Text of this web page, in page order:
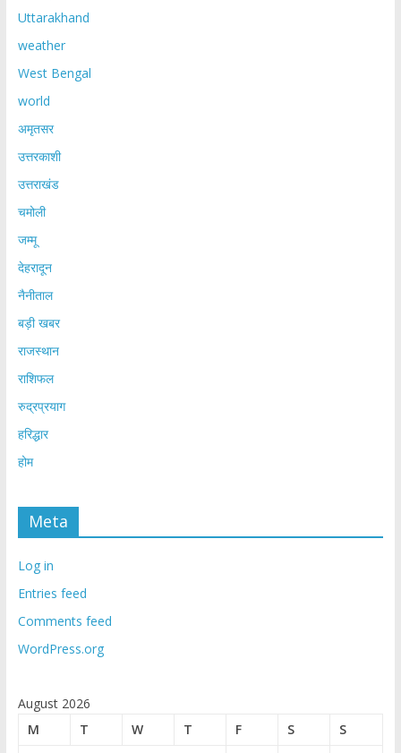
Uttarakhand
weather
West Bengal
world
अमृतसर
उत्तरकाशी
उत्तराखंड
चमोली
जम्मू
देहरादून
नैनीताल
बड़ी खबर
राजस्थान
राशिफल
रुद्रप्रयाग
हरिद्धार
होम
Meta
Log in
Entries feed
Comments feed
WordPress.org
August 2026
M
T W T F S
S